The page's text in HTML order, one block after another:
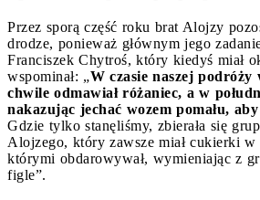
Przez sporą część roku brat Alojzy
drodze, ponieważ głównym jego
Franciszek Chytroś, który kiedyś miał
wspominał: „W czasie naszej podróży
chwile odmawiał różaniec, a w
nakazując jechać wozem pomału,
Gdzie tylko stanęliśmy, zbierała się
Alojzego, który zawsze miał cukierki w
którymi obdarowywał, wymieniając z
figle”.